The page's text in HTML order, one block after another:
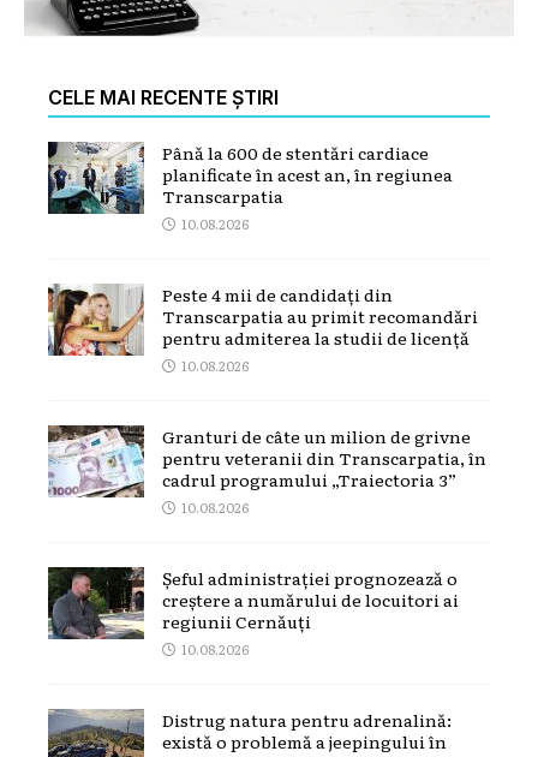
CELE MAI RECENTE ȘTIRI
Până la 600 de stentări cardiace
planificate în acest an, în regiunea
Transcarpatia
10.08.2026
Peste 4 mii de candidați din
Transcarpatia au primit recomandări
pentru admiterea la studii de licență
10.08.2026
Granturi de câte un milion de grivne
pentru veteranii din Transcarpatia, în
cadrul programului „Traiectoria 3”
10.08.2026
Șeful administrației prognozează o
creștere a numărului de locuitori ai
regiunii Cernăuți
10.08.2026
Distrug natura pentru adrenalină:
există o problemă a jeepingului în